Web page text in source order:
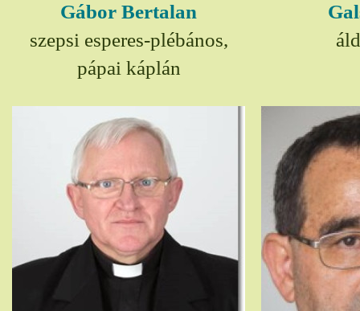
Gábor Bertalan
szepsi esperes-plébános,
pápai káplán